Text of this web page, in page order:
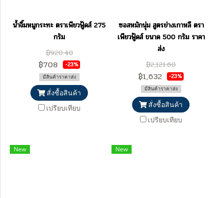
น้ำจิ้มหมูกระทะ ตราเพียวฟู้ดส์ 275
กรัม
฿920.40
฿708 -23%
มีสินค้าราคาส่ง
สั่งซื้อสินค้า
เปรียบเทียบ
ซอสหมักนุ่ม สูตรย่างเกาหลี ตรา
เพียวฟู้ดส์ ขนาด 500 กรัม ราคา
ส่ง
฿2,121.60
฿1,632 -23%
มีสินค้าราคาส่ง
สั่งซื้อสินค้า
เปรียบเทียบ
New New